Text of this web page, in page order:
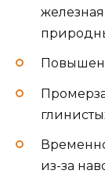
из-за